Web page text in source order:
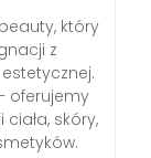
który
z
oferujemy
skóry,